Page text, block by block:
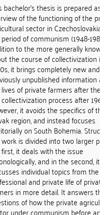
bachelor's thesis is prepared as
of the functioning of the
sector in Czechoslovakia
of communism (1948-
to the more generally
the course of collectivization in
it brings completely new and
unpublished information
of private farmers after the
process after 1960.
it avoids the specifics of the
region, and instead focuses
on South Bohemia.
is divided into two larger
it deals with the issue
and in the second, it
individual topics from the
and private life of private
in more detail. It answers the
of how the private
under communism before